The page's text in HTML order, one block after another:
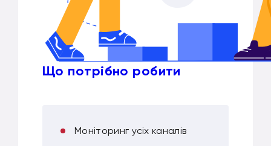
Що потрібно робити
Моніторинг усіх каналів